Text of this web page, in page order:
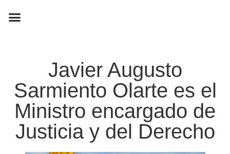
Javier Augusto
Sarmiento Olarte es el
Ministro encargado de
Justicia y del Derecho